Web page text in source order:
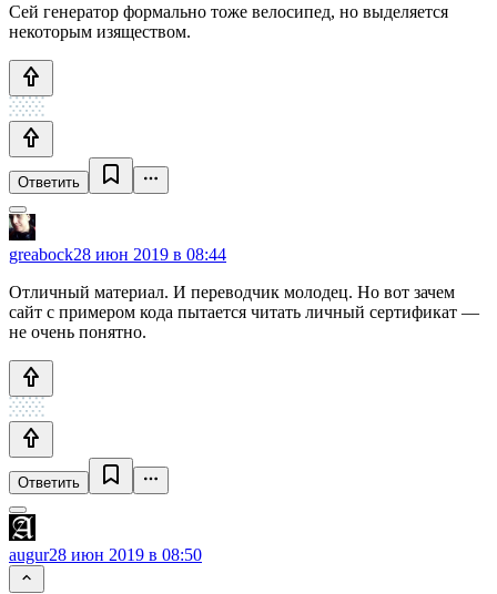
Сей генератор формально тоже велосипед, но выделяется
некоторым изяществом.
Ответить
greabock28 июн 2019 в 08:44
Отличный материал. И переводчик молодец. Но вот зачем
сайт с примером кода пытается читать личный сертификат —
не очень понятно.
Ответить
augur28 июн 2019 в 08:50